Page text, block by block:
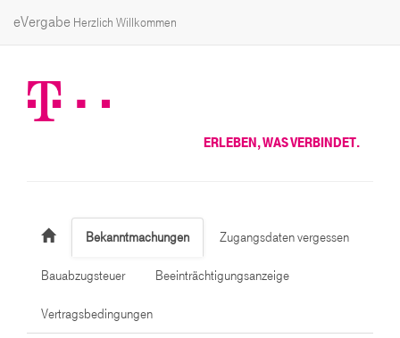
eVergabe Herzlich Willkommen
ERLEBEN, WAS VERBINDET.
Bekanntmachungen Zugangsdaten vergessen
Bauabzugsteuer Beeinträchtigungsanzeige
Vertragsbedingungen